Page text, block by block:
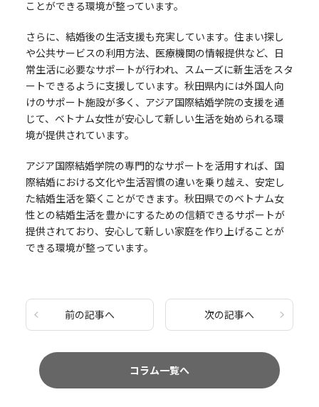
ことができる環境が整っています。
さらに、結婚後の生活支援も充実しています。住まい探し
や公共サービスの利用方法、医療機関の情報提供など、日
常生活に必要なサポートが行われ、スムーズに新生活をスタ
ートできるように支援しています。秋田県内には外国人向
けのサポート施設が多く、アジア国際結婚学院の支援を通
じて、ベトナム女性が安心して新しい生活を始められる環
境が提供されています。
アジア国際結婚学院の専門的なサポートを活用すれば、国
際結婚における文化や生活習慣の違いを乗り越え、安定し
た結婚生活を築くことができます。秋田県でのベトナム女
性との結婚生活を豊かにするための信頼できるサポートが
提供されており、安心して新しい家庭を作り上げることが
できる環境が整っています。
前の記事へ 次の記事へ
コラム一覧へ